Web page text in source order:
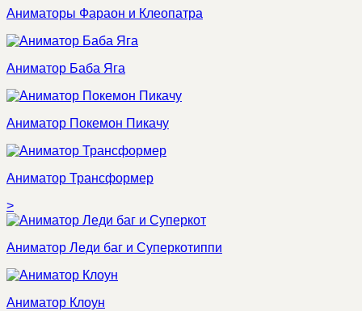
Аниматоры Фараон и Клеопатра
Аниматор Баба Яга
Аниматор Покемон Пикачу
Аниматор Трансформер
>
Аниматор Леди баг и Суперкотиппи
Аниматор Клоун